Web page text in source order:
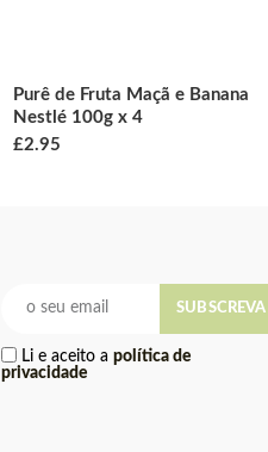
Purê de Fruta Maçã e Banana
Nestlé 100g x 4
£2.95
Li e aceito a política de
privacidade
SUBSCREVA